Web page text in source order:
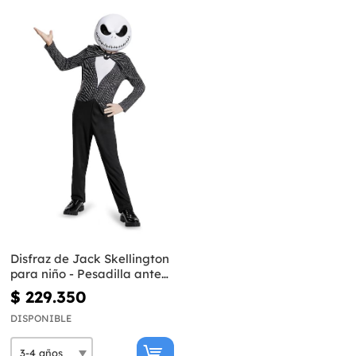
Disfraz de Jack Skellington
para niño - Pesadilla antes
de Navidad
$ 229.350
DISPONIBLE